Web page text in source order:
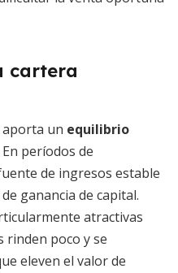
cartera
un equilibrio
En períodos de
de ingresos estable
ganancia de capital.
atractivas
rinden poco y se
eleven el valor de